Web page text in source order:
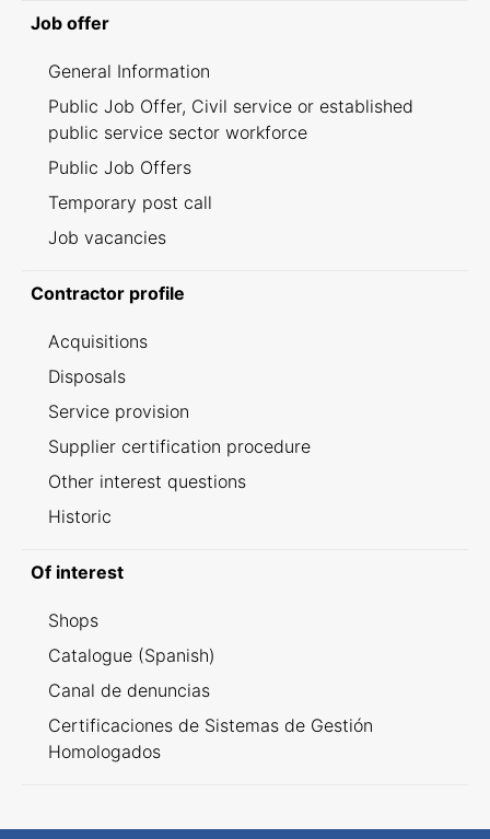
Job offer
General Information
Public Job Offer, Civil service or established
public service sector workforce
Public Job Offers
Temporary post call
Job vacancies
Contractor profile
Acquisitions
Disposals
Service provision
Supplier certification procedure
Other interest questions
Historic
Of interest
Shops
Catalogue (Spanish)
Canal de denuncias
Certificaciones de Sistemas de Gestión
Homologados